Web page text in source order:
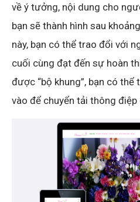
về ý tưởng, nội dung cho
bạn sẽ thành hình sau
này, bạn có thể trao đổi với
cuối cùng đạt đến sự hoàn
được “bộ khung”, bạn có thể
vào để chuyển tải thông điệp